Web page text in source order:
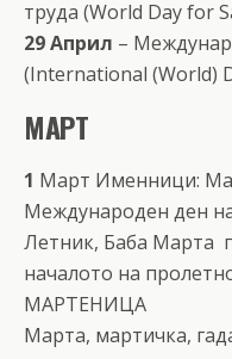
труда (World Day for
29 Април –
(International (World)
МАРТ
1 Март Именници:
Международен ден
Летник, Баба Марта
началото на
МАРТЕНИЦА
Марта, мартичка,